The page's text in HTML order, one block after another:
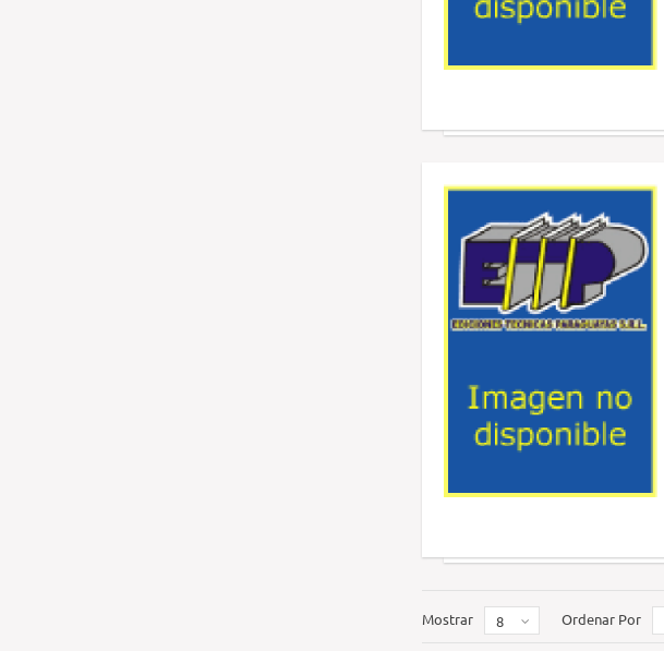
Mostrar 8 Ordenar Por